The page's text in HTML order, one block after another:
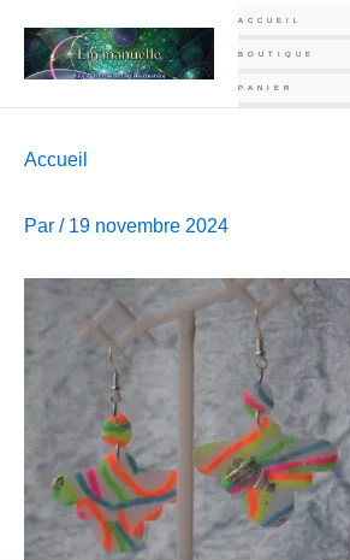
contenu
ACCUEIL
BOUTIQUE
PANIER
Accueil
Par / 19 novembre 2024